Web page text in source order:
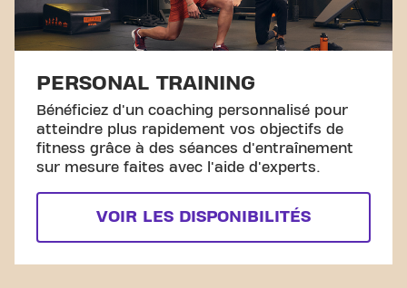
PERSONAL TRAINING
Bénéficiez d'un coaching personnalisé pour
atteindre plus rapidement vos objectifs de
fitness grâce à des séances d'entraînement
sur mesure faites avec l'aide d'experts.
VOIR LES DISPONIBILITÉS